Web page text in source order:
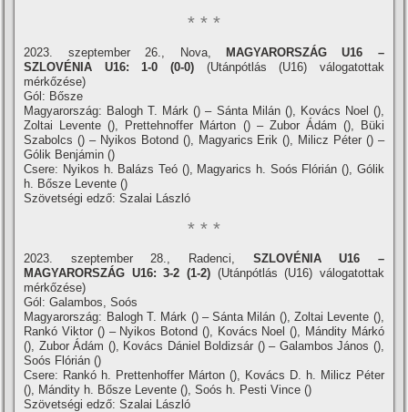
* * *
2023. szeptember 26., Nova,
MAGYARORSZÁG U16 –
SZLOVÉNIA U16: 1-0 (0-0) (Utánpótlás (U16) válogatottak
mérkőzése)
Gól: Bősze
Magyarország: Balogh T. Márk () – Sánta Milán (), Kovács Noel (),
Zoltai Levente (), Prettehnoffer Márton () – Zubor Ádám (), Büki
Szabolcs () – Nyikos Botond (), Magyarics Erik (), Milicz Péter () –
Gólik Benjámin ()
Csere: Nyikos h. Balázs Teó (), Magyarics h. Soós Flórián (), Gólik
h. Bősze Levente ()
Szövetségi edző: Szalai László
* * *
2023. szeptember 28., Radenci, SZLOVÉNIA U16 –
MAGYARORSZÁG U16: 3-2 (1-2) (Utánpótlás (U16) válogatottak
mérkőzése)
Gól: Galambos, Soós
Magyarország: Balogh T. Márk () – Sánta Milán (), Zoltai Levente (),
Rankó Viktor () – Nyikos Botond (), Kovács Noel (), Mándity Márkó
(), Zubor Ádám (), Kovács Dániel Boldizsár () – Galambos János (),
Soós Flórián ()
Csere: Rankó h. Prettenhoffer Márton (), Kovács D. h. Milicz Péter
(), Mándity h. Bősze Levente (), Soós h. Pesti Vince ()
Szövetségi edző: Szalai László